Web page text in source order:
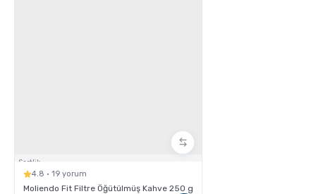
Sertlik:
4.8 · 19 yorum
Moliendo Fit Filtre Öğütülmüş Kahve 250 g